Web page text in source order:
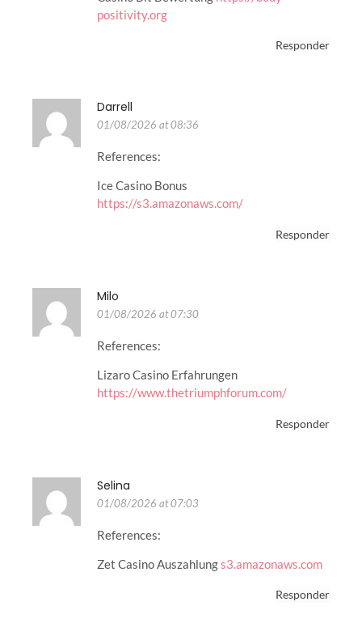
positivity.org
Responder
Darrell
01/08/2026 at 08:36
References:
Ice Casino Bonus
https://s3.amazonaws.com/
Responder
Milo
01/08/2026 at 07:30
References:
Lizaro Casino Erfahrungen
https://www.thetriumphforum.com/
Responder
Selina
01/08/2026 at 07:03
References:
Zet Casino Auszahlungs3.amazonaws.com
Responder